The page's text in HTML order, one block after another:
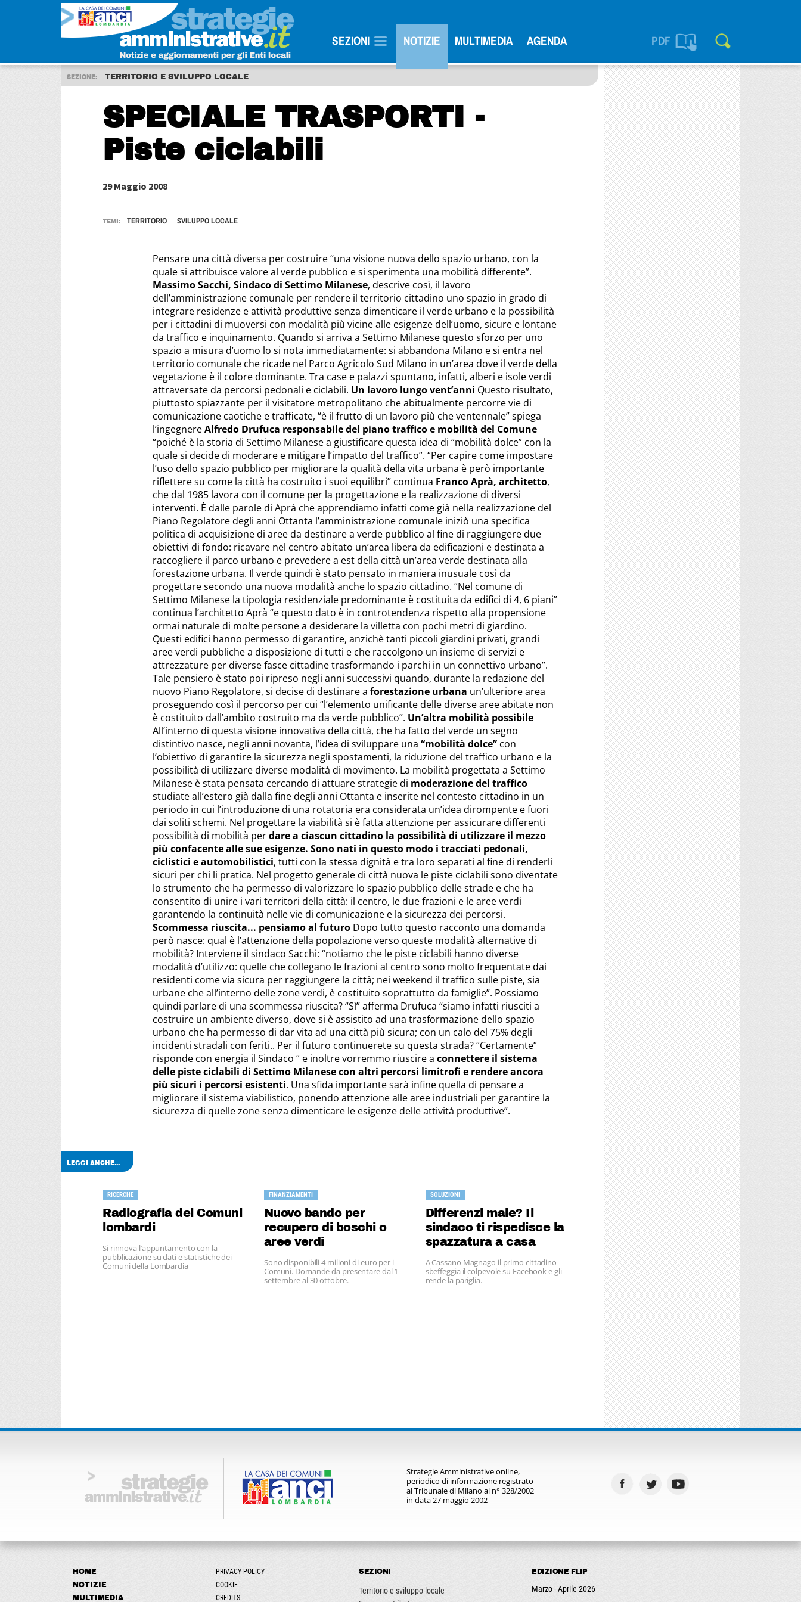
SEZIONI NOTIZIE MULTIMEDIA AGENDA PDF
SEZIONE: TERRITORIO E SVILUPPO LOCALE
SPECIALE TRASPORTI -
Piste ciclabili
29 Maggio 2008
TEMI: TERRITORIO SVILUPPO LOCALE
Pensare una città diversa per costruire “una visione nuova dello spazio urbano, con la
quale si attribuisce valore al verde pubblico e si sperimenta una mobilità differente”.
Massimo Sacchi, Sindaco di Settimo Milanese, descrive così, il lavoro
dell’amministrazione comunale per rendere il territorio cittadino uno spazio in grado di
integrare residenze e attività produttive senza dimenticare il verde urbano e la possibilità
per i cittadini di muoversi con modalità più vicine alle esigenze dell’uomo, sicure e lontane
da traffico e inquinamento. Quando si arriva a Settimo Milanese questo sforzo per uno
spazio a misura d’uomo lo si nota immediatamente: si abbandona Milano e si entra nel
territorio comunale che ricade nel Parco Agricolo Sud Milano in un’area dove il verde della
vegetazione è il colore dominante. Tra case e palazzi spuntano, infatti, alberi e isole verdi
attraversate da percorsi pedonali e ciclabili. Un lavoro lungo vent’anni Questo risultato,
piuttosto spiazzante per il visitatore metropolitano che abitualmente percorre vie di
comunicazione caotiche e trafficate, “è il frutto di un lavoro più che ventennale” spiega
l’ingegnereAlfredo Drufuca responsabile del piano traffico e mobilità del Comune
“poiché è la storia di Settimo Milanese a giustificare questa idea di “mobilità dolce” con la
quale si decide di moderare e mitigare l’impatto del traffico”. “Per capire come impostare
l’uso dello spazio pubblico per migliorare la qualità della vita urbana è però importante
riflettere su come la città ha costruito i suoi equilibri” continua Franco Aprà, architetto,
che dal 1985 lavora con il comune per la progettazione e la realizzazione di diversi
interventi. È dalle parole di Aprà che apprendiamo infatti come già nella realizzazione del
Piano Regolatore degli anni Ottanta l’amministrazione comunale iniziò una specifica
politica di acquisizione di aree da destinare a verde pubblico al fine di raggiungere due
obiettivi di fondo: ricavare nel centro abitato un’area libera da edificazioni e destinata a
raccogliere il parco urbano e prevedere a est della città un’area verde destinata alla
forestazione urbana. Il verde quindi è stato pensato in maniera inusuale così da
progettare secondo una nuova modalità anche lo spazio cittadino. “Nel comune di
Settimo Milanese la tipologia residenziale predominante è costituita da edifici di 4, 6 piani”
continua l’architetto Aprà “e questo dato è in controtendenza rispetto alla propensione
ormai naturale di molte persone a desiderare la villetta con pochi metri di giardino.
Questi edifici hanno permesso di garantire, anzichè tanti piccoli giardini privati, grandi
aree verdi pubbliche a disposizione di tutti e che raccolgono un insieme di servizi e
attrezzature per diverse fasce cittadine trasformando i parchi in un connettivo urbano”.
Tale pensiero è stato poi ripreso negli anni successivi quando, durante la redazione del
nuovo Piano Regolatore, si decise di destinare a forestazione urbana un’ulteriore area
proseguendo così il percorso per cui “l’elemento unificante delle diverse aree abitate non
è costituito dall’ambito costruito ma da verde pubblico”. Un’altra mobilità possibile
All’interno di questa visione innovativa della città, che ha fatto del verde un segno
distintivo nasce, negli anni novanta, l’idea di sviluppare una “mobilità dolce”con
l’obiettivo di garantire la sicurezza negli spostamenti, la riduzione del traffico urbano e la
possibilità di utilizzare diverse modalità di movimento. La mobilità progettata a Settimo
Milanese è stata pensata cercando di attuare strategie di moderazione del traffico
studiate all’estero già dalla fine degli anni Ottanta e inserite nel contesto cittadino in un
periodo in cui l’introduzione di una rotatoria era considerata un’idea dirompente e fuori
dai soliti schemi. Nel progettare la viabilità si è fatta attenzione per assicurare differenti
possibilità di mobilità perdare a ciascun cittadino la possibilità di utilizzare il mezzo
più confacente alle sue esigenze. Sono nati in questo modo i tracciati pedonali,
ciclistici e automobilistici, tutti con la stessa dignità e tra loro separati al fine di renderli
sicuri per chi li pratica. Nel progetto generale di città nuova le piste ciclabili sono diventate
lo strumento che ha permesso di valorizzare lo spazio pubblico delle strade e che ha
consentito di unire i vari territori della città: il centro, le due frazioni e le aree verdi
garantendo la continuità nelle vie di comunicazione e la sicurezza dei percorsi.
Scommessa riuscita... pensiamo al futuro Dopo tutto questo racconto una domanda
però nasce: qual è l’attenzione della popolazione verso queste modalità alternative di
mobilità? Interviene il sindaco Sacchi: “notiamo che le piste ciclabili hanno diverse
modalità d’utilizzo: quelle che collegano le frazioni al centro sono molto frequentate dai
residenti come via sicura per raggiungere la città; nei weekend il traffico sulle piste, sia
urbane che all’interno delle zone verdi, è costituito soprattutto da famiglie”. Possiamo
quindi parlare di una scommessa riuscita? “Sì” afferma Drufuca “siamo infatti riusciti a
costruire un ambiente diverso, dove si è assistito ad una trasformazione dello spazio
urbano che ha permesso di dar vita ad una città più sicura; con un calo del 75% degli
incidenti stradali con feriti.. Per il futuro continuerete su questa strada? “Certamente”
risponde con energia il Sindaco “ e inoltre vorremmo riuscire a connettere il sistema
delle piste ciclabili di Settimo Milanese con altri percorsi limitrofi e rendere ancora
più sicuri i percorsi esistenti. Una sfida importante sarà infine quella di pensare a
migliorare il sistema viabilistico, ponendo attenzione alle aree industriali per garantire la
sicurezza di quelle zone senza dimenticare le esigenze delle attività produttive”.
LEGGI ANCHE...
RICERCHE
Radiografia dei Comuni
lombardi
Si rinnova l’appuntamento con la
pubblicazione su dati e statistiche dei
Comuni della Lombardia
FINANZIAMENTI
Nuovo bando per
recupero di boschi o
aree verdi
Sono disponibili 4 milioni di euro per i
Comuni. Domande da presentare dal 1
settembre al 30 ottobre.
SOLUZIONI
Differenzi male? Il
sindaco ti rispedisce la
spazzatura a casa
A Cassano Magnago il primo cittadino
sbeffeggia il colpevole su Facebook e gli
rende la pariglia.
Strategie Amministrative online,
periodico di informazione registrato
al Tribunale di Milano al n° 328/2002
in data 27 maggio 2002
HOME
NOTIZIE
MULTIMEDIA
PRIVACY POLICY
COOKIE
CREDITS
SEZIONI
Territorio e sviluppo locale
EDIZIONE FLIP
Marzo - Aprile 2026